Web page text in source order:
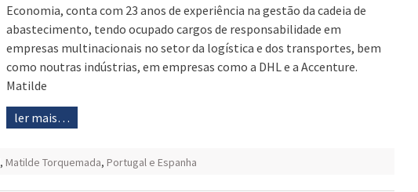
Economia, conta com 23 anos de experiência na gestão da cadeia de
abastecimento, tendo ocupado cargos de responsabilidade em
empresas multinacionais no setor da logística e dos transportes, bem
como noutras indústrias, em empresas como a DHL e a Accenture.
Matilde
ler mais…
, Matilde Torquemada, Portugal e Espanha